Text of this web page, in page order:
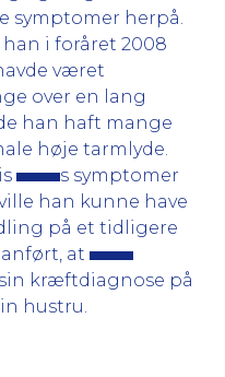
symptomer herpå.
i foråret 2008
været
over en lang
han haft mange
høje tarmlyde.
s symptomer
han kunne have
på et tidligere
at
kræftdiagnose på
hustru.